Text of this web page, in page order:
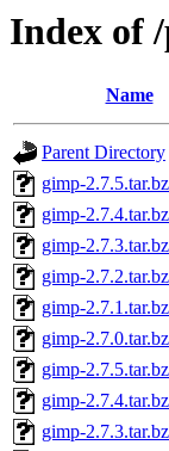
Index of
Name
Parent Directory
gimp-
gimp-
gimp-
gimp-
gimp-
gimp-
gimp-
gimp-
gimp-